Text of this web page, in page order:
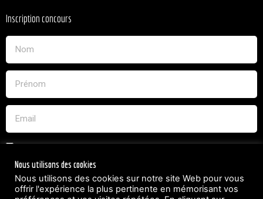
Inscription concours
J'acceptes sans restriction tous les termes du jeux concours
et accepte d'être contacté dans le but de la relation commercial
qui en découle.
Nous utilisons des cookies
Nous utilisons des cookies sur notre site Web pour vous
offrir l'expérience la plus pertinente en mémorisant vos